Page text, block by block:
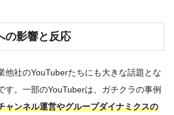
の影響と反応
他社のYouTuberたちにも大きな話題とな
す。一部のYouTuberは、ガチクラの事例
ャンネル運営やグループダイナミクスの